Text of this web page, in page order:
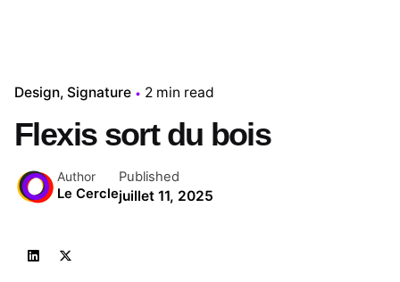
Design Signature 2 min read
Flexis sort du bois
Author
Le Cercle
Published
juillet 11, 2025